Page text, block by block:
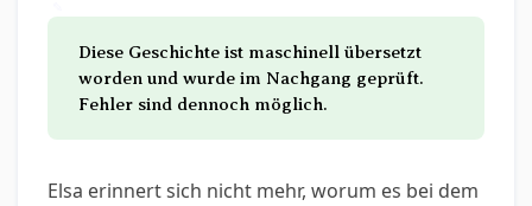
Diese Geschichte ist maschinell übersetzt
worden und wurde im Nachgang geprüft.
Fehler sind dennoch möglich.
Elsa erinnert sich nicht mehr, worum es bei dem